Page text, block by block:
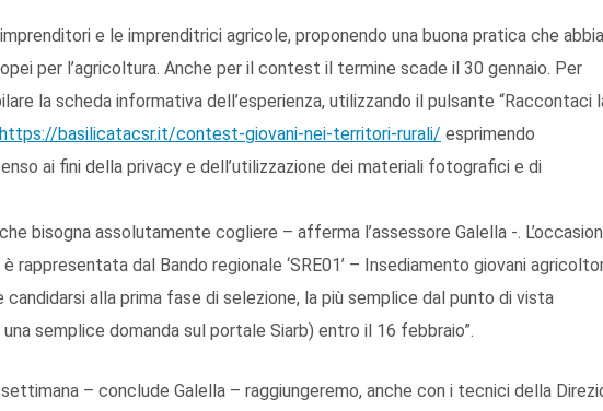
e le imprenditrici agricole, proponendo una buona pratica che abbia
per l’agricoltura. Anche per il contest il termine scade il 30 gennaio. Per
la scheda informativa dell’esperienza, utilizzando il pulsante “Raccontaci
https://basilicatacsr.it/contest-giovani-nei-territori-rurali/ esprimendo
ai fini della privacy e dell’utilizzazione dei materiali fotografici e di
bisogna assolutamente cogliere – afferma l’assessore Galella -.
rappresentata dal Bando regionale ‘SRE01’ – Insediamento giovani
candidarsi alla prima fase di selezione, la più semplice dal punto di vista
semplice domanda sul portale Siarb) entro il 16 febbraio”.
– conclude Galella – raggiungeremo, anche con i tecnici della